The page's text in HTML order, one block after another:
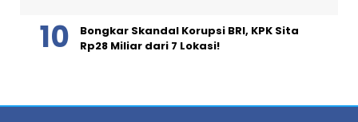
Bongkar Skandal Korupsi BRI, KPK Sita
Rp28 Miliar dari 7 Lokasi!